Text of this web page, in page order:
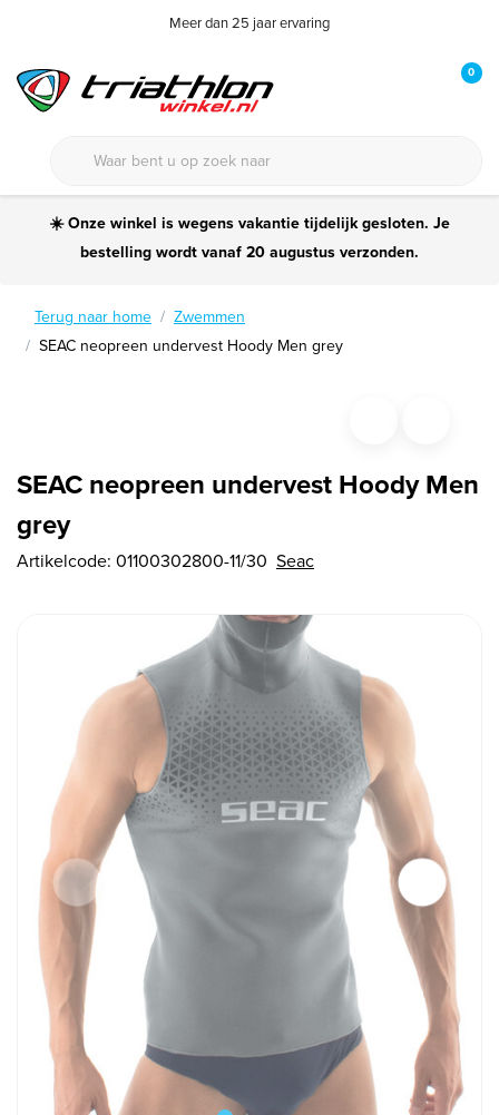
Meer dan 25 jaar ervaring
0
☀️ Onze winkel is wegens vakantie tijdelijk gesloten. Je
bestelling wordt vanaf 20 augustus verzonden.
Terug naar home
Zwemmen
SEAC neopreen undervest Hoody Men grey
SEAC neopreen undervest Hoody Men
grey
Artikelcode: 01100302800-11/30 Seac